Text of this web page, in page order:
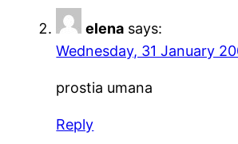
elena says:
Wednesday, 31 January
prostia umana
Reply